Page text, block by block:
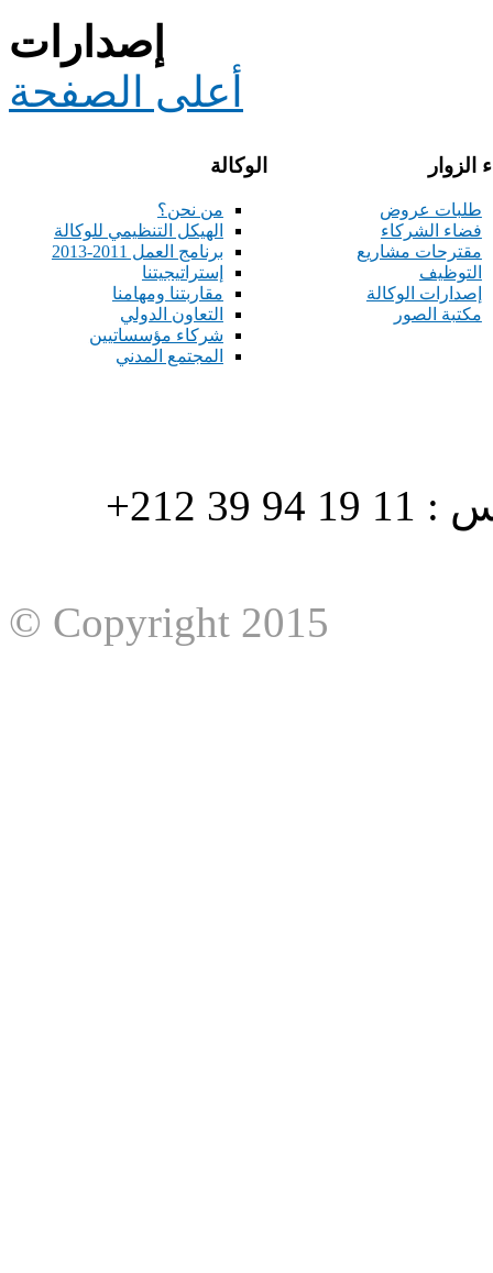
إصدارات
أعلى الصفحة
الوكالة
من نحن؟
الهيكل التنظيمي للوكالة
برنامج العمل 2011-2013
إستراتيجيتنا
مقاربتنا ومهامنا
التعاون الدولي
شركاء مؤسساتيين
المجتمع المدني
الزوار
طلبات عروض
فضاء الشركاء
مقترحات مشاريع
التوظيف
إصدارات الوكالة
مكتبة الصور
هاتف : 90/88 32 94 39 212+ فاكس : 11 19 94 39 212+
© Copyright 2015